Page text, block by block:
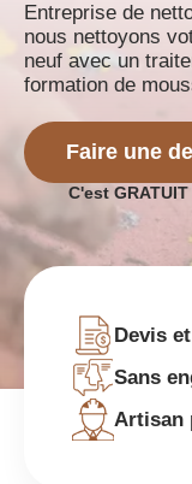
Entreprise de
nous nettoyons
neuf avec un
formation de
Faire une
C'est
Devis
Sans
Artisan